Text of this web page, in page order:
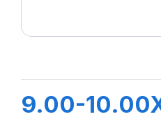
9.00-